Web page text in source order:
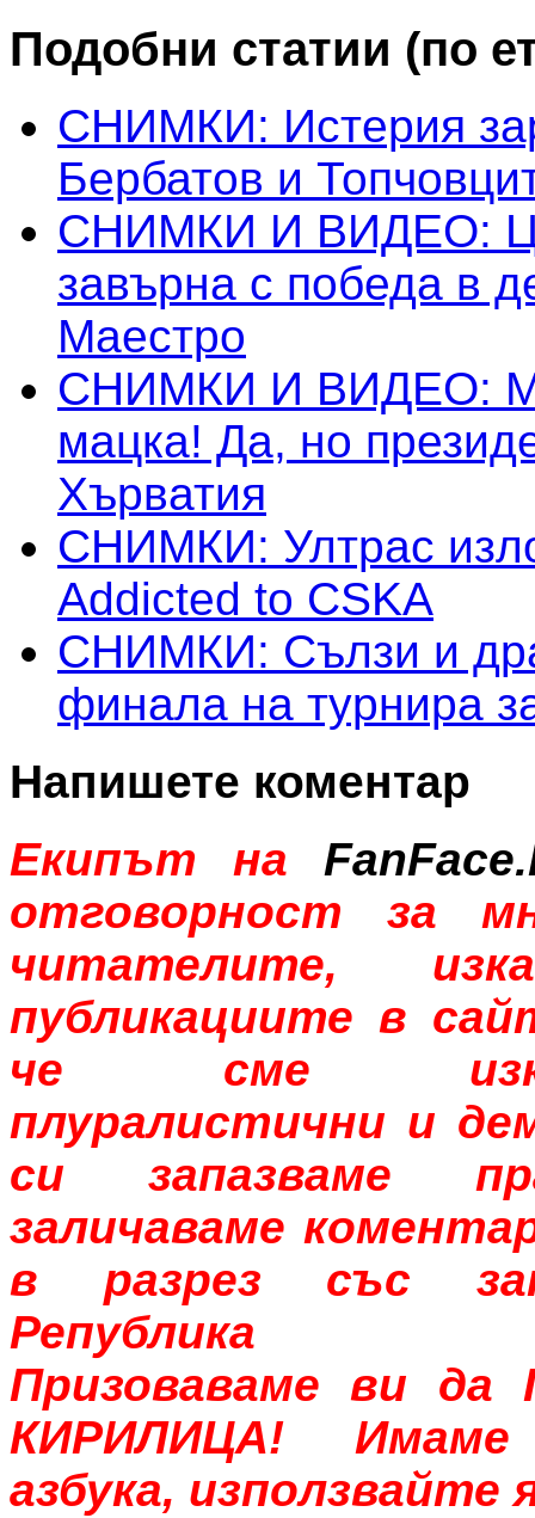
Подобни статии (по
СНИМКИ: Истерия
Бербатов и
СНИМКИ И ВИДЕО:
завърна с победа в
Маестро
СНИМКИ И ВИДЕО:
мацка! Да, но
Хърватия
СНИМКИ: Ултрас
Addicted to CSKA
СНИМКИ: Сълзи и
финала на турнира
Напишете коментар
Екипът на
отговорност за
читателите,
публикациите в
че сме
плуралистични и
си запазваме
заличаваме
в разрез със
Република
Призоваваме ви
КИРИЛИЦА! Имаме
азбука, използвайте